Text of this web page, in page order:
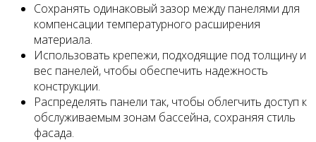
Сохранять одинаковый зазор между панелями для
компенсации температурного расширения
материала.
Использовать крепежи, подходящие под толщину и
вес панелей, чтобы обеспечить надежность
конструкции.
Распределять панели так, чтобы облегчить доступ к
обслуживаемым зонам бассейна, сохраняя стиль
фасада.